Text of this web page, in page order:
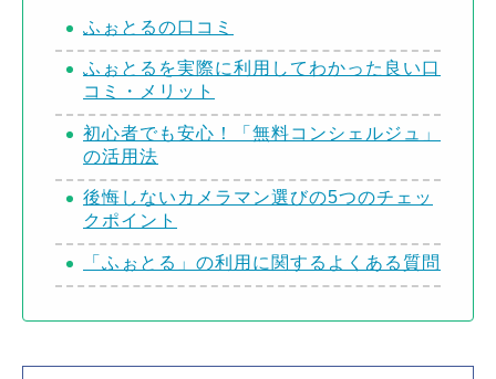
ふぉとるの口コミ
ふぉとるを実際に利用してわかった良い口
コミ・メリット
初心者でも安心！「無料コンシェルジュ」
の活用法
後悔しないカメラマン選びの5つのチェッ
クポイント
「ふぉとる」の利用に関するよくある質問